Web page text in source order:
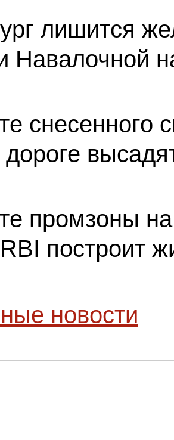
лишится
Навалочной
снесенного
промзоны
построит
новости